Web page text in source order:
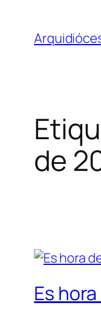
contenido
de
Es